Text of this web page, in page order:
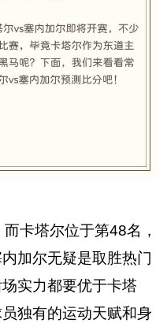
卡塔尔位于第48名，
加尔无疑是取胜热门
实力都要优于卡塔
独有的运动天赋和身